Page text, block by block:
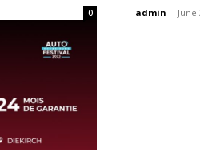
0 admin - June